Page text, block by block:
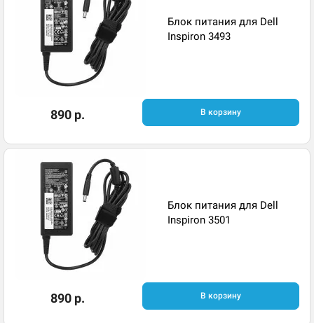
Блок питания для Dell
Inspiron 3493
890 р. В корзину
Блок питания для Dell
Inspiron 3501
890 р. В корзину